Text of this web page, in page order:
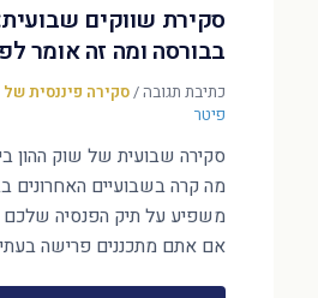
סקירת שווקים
בבורסה ומה זה אומר
כתיבת תגובה/סקירה פיננסית
פיטר
סקירה שבועית של שוק ההון
מה קרה בשבועיים האחרונים
משפיע על תיק הפנסיה
אם אתם מתכננים פרישה